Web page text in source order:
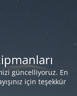
güncelliyoruz. En
için teşekkür